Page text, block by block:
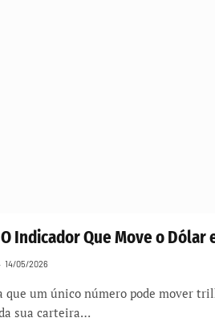
Indicador Que Move o Dólar
14/05/2026
que um único número pode mover
sua carteira…